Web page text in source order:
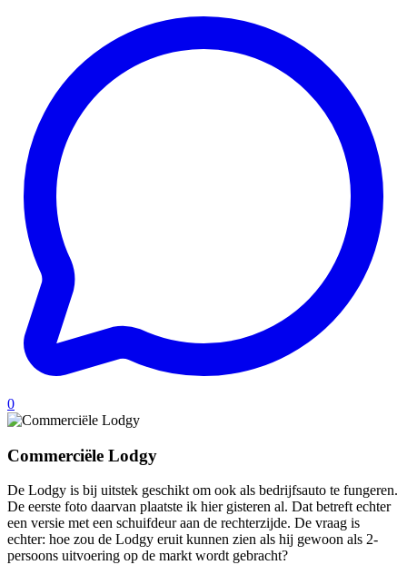
0
Commerciële Lodgy
De Lodgy is bij uitstek geschikt om ook als bedrijfsauto te fungeren.
De eerste foto daarvan plaatste ik hier gisteren al. Dat betreft echter
een versie met een schuifdeur aan de rechterzijde. De vraag is
echter: hoe zou de Lodgy eruit kunnen zien als hij gewoon als 2-
persoons uitvoering op de markt wordt gebracht?